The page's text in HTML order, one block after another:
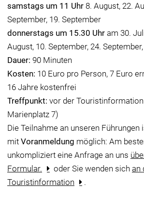
samstags um 11 Uhr 8. August, 22.
September, 19. September
donnerstags um 15.30 Uhr am 30.
August, 10. September, 24. September,
Dauer: 90 Minuten
Kosten: 10 Euro pro Person, 7 Euro
16 Jahre kostenfrei
Treffpunkt: vor der
Marienplatz 7)
Die Teilnahme an unseren Führungen
mit Voranmeldung möglich: Am
unkompliziert eine Anfrage an uns
Formular.
oder Sie wenden sich an
Touristinformation
.